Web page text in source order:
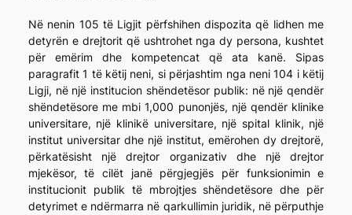
Në nenin 105 të Ligjit përfshihen dispozita që lidhen me
detyrën e drejtorit që ushtrohet nga dy persona, kushtet
për emërim dhe kompetencat që ata kanë. Sipas
paragrafit 1 të këtij neni, si përjashtim nga neni 104 i këtij
Ligji, në një institucion shëndetësor publik: në një qendër
shëndetësore me mbi 1,000 punonjës, një qendër klinike
universitare, një klinikë universitare, një spital klinik, një
institut universitar dhe një institut, emërohen dy drejtorë,
përkatësisht një drejtor organizativ dhe një drejtor
mjekësor, të cilët janë përgjegjës për funksionimin e
institucionit publik të mbrojtjes shëndetësore dhe për
detyrimet e ndërmarra në qarkullimin juridik, në përputhje